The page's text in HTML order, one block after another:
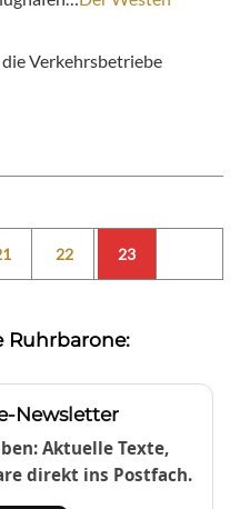
Verkehrsbetriebe
22 23
Ruhrbarone:
Newsletter
Aktuelle Texte,
direkt ins Postfach.